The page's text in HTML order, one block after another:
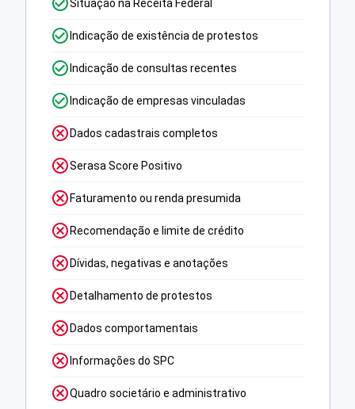
Situação na Receita Federal
Indicação de existência de protestos
Indicação de consultas recentes
Indicação de empresas vinculadas
Dados cadastrais completos
Serasa Score Positivo
Faturamento ou renda presumida
Recomendação e limite de crédito
Dívidas, negativas e anotações
Detalhamento de protestos
Dados comportamentais
Informações do SPC
Quadro societário e administrativo